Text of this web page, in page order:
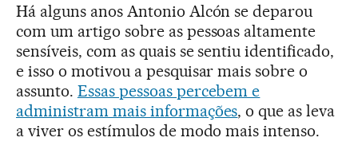
Há alguns anos Antonio Alcón se deparou
com um artigo sobre as pessoas altamente
sensíveis, com as quais se sentiu identificado,
e isso o motivou a pesquisar mais sobre o
assunto. Essas pessoas percebem e
administram mais informações, o que as leva
a viver os estímulos de modo mais intenso.